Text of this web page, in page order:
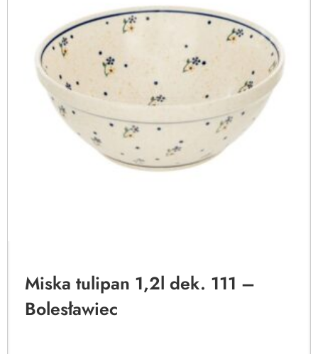
Miska tulipan 1,2l dek. 111 –
Bolesławiec